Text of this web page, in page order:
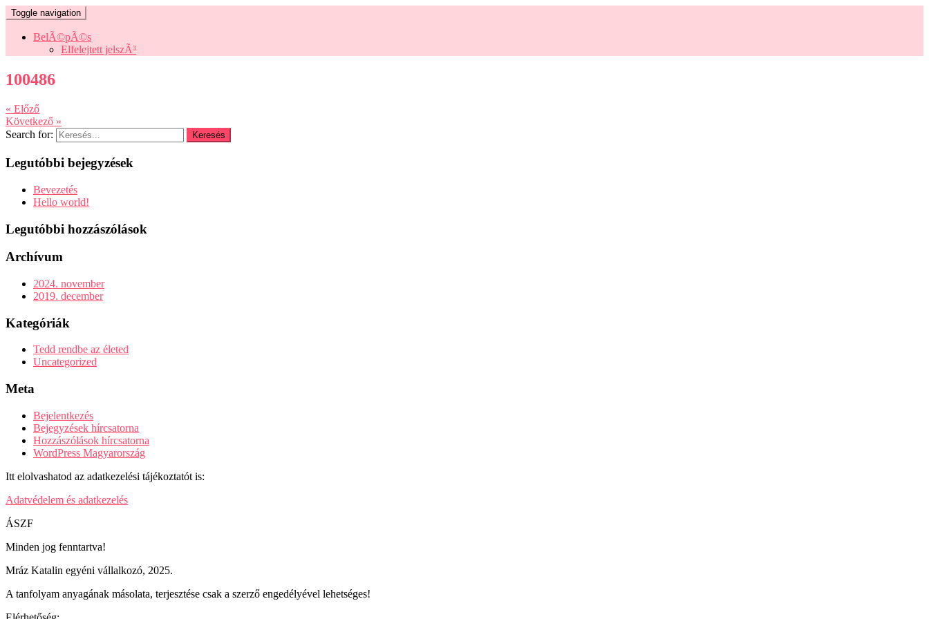
Toggle navigation
BelÃ©pÃ©s
Elfelejtett jelszÃ³
100486
« Előző
Következő »
Search for:
Legutóbbi bejegyzések
Bevezetés
Hello world!
Legutóbbi hozzászólások
Archívum
2024. november
2019. december
Kategóriák
Tedd rendbe az életed
Uncategorized
Meta
Bejelentkezés
Bejegyzések hírcsatorna
Hozzászólások hírcsatorna
WordPress Magyarország
Itt elolvashatod az adatkezelési tájékoztatót is:
Adatvédelem és adatkezelés
ÁSZF
Minden jog fenntartva!
Mráz Katalin egyéni vállalkozó, 2025.
A tanfolyam anyagának másolata, terjesztése csak a szerző engedélyével lehetséges!